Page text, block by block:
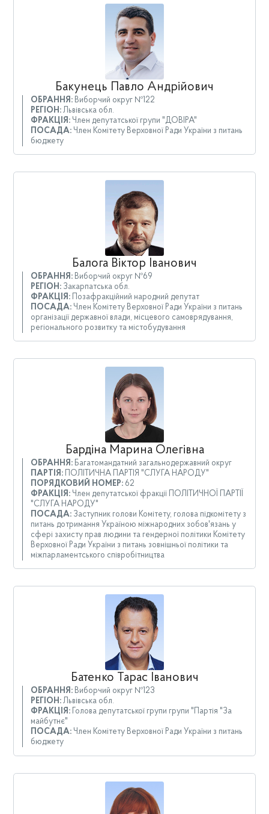
Бакунець Павло Андрійович
ОБРАННЯ:Виборчий округ №122
РЕГІОН:Львівська обл.
ФРАКЦІЯ:Член депутатської групи "ДОВІРА"
ПОСАДА:Член Комітету Верховної Ради України з питань
бюджету
Балога Віктор Іванович
ОБРАННЯ:Виборчий округ №69
РЕГІОН:Закарпатська обл.
ФРАКЦІЯ:Позафракційний народний депутат
ПОСАДА:Член Комітету Верховної Ради України з питань
організації державної влади, місцевого самоврядування,
регіонального розвитку та містобудування
Бардіна Марина Олегівна
ОБРАННЯ:Багатомандатний загальнодержавний округ
ПАРТІЯ:ПОЛІТИЧНА ПАРТІЯ "СЛУГА НАРОДУ"
ПОРЯДКОВИЙ НОМЕР:62
ФРАКЦІЯ:Член депутатської фракції ПОЛІТИЧНОЇ ПАРТІЇ
"СЛУГА НАРОДУ"
ПОСАДА:Заступник голови Комітету, голова підкомітету з
питань дотримання Україною міжнародних зобов'язань у
сфері захисту прав людини та гендерної політики Комітету
Верховної Ради України з питань зовнішньої політики та
міжпарламентського співробітництва
Батенко Тарас Іванович
ОБРАННЯ:Виборчий округ №123
РЕГІОН:Львівська обл.
ФРАКЦІЯ:Голова депутатської групи групи "Партія "За
майбутнє"
ПОСАДА:Член Комітету Верховної Ради України з питань
бюджету